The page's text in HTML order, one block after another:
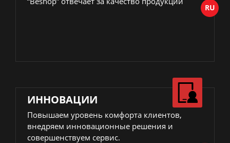
ИННОВАЦИИ
Повышаем уровень комфорта клиентов,
внедряем инновационные решения и
совершенствуем сервис.